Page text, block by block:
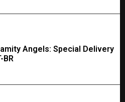
Angels: Special Delivery
BR